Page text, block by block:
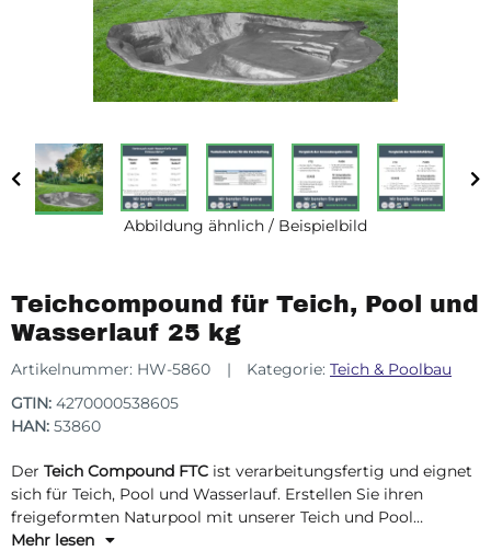
Abbildung ähnlich / Beispielbild
Teichcompound für Teich, Pool und
Wasserlauf 25 kg
Artikelnummer: HW-5860 Kategorie: Teich & Poolbau
GTIN: 4270000538605
HAN: 53860
Der Teich Compound FTC ist verarbeitungsfertig und eignet
sich für Teich, Pool und Wasserlauf. Erstellen Sie ihren
freigeformten Naturpool mit unserer Teich und Pool
Compound FTC ready. Sie können einfach auf fest
Mehr lesen